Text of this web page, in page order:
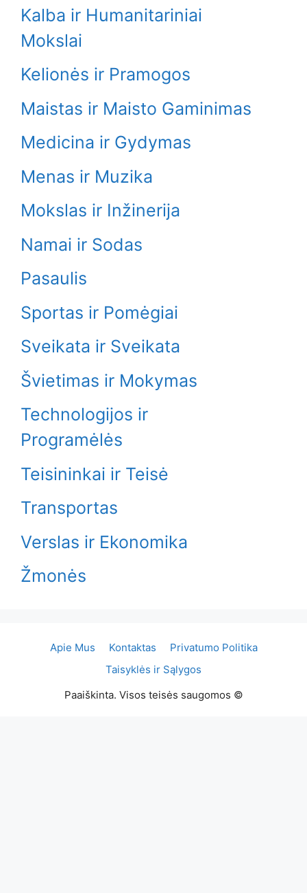
Kalba ir Humanitariniai
Mokslai
Kelionės ir Pramogos
Maistas ir Maisto Gaminimas
Medicina ir Gydymas
Menas ir Muzika
Mokslas ir Inžinerija
Namai ir Sodas
Pasaulis
Sportas ir Pomėgiai
Sveikata ir Sveikata
Švietimas ir Mokymas
Technologijos ir
Programėlės
Teisininkai ir Teisė
Transportas
Verslas ir Ekonomika
Žmonės
Apie Mus Kontaktas
Privatumo Politika
Taisyklės ir Sąlygos
Paaiškinta. Visos teisės saugomos ©